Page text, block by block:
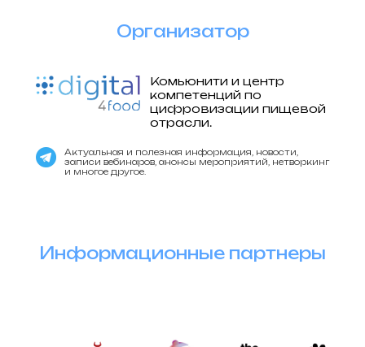
Организатор
Комьюнити и центр
компетенций по
цифровизации пищевой
отрасли.
Актуальная и полезная информация, новости,
записи вебинаров, анонсы мероприятий, нетворкинг
и многое другое.
Информационные партнеры